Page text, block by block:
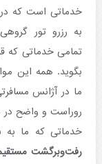
خدماتی است که
به رزرو تور
تمامی خدماتی که
بگوید. همه این
ما در آژانس
روراست و واضح در
خدماتی که ما
رفت‌وبرگشت